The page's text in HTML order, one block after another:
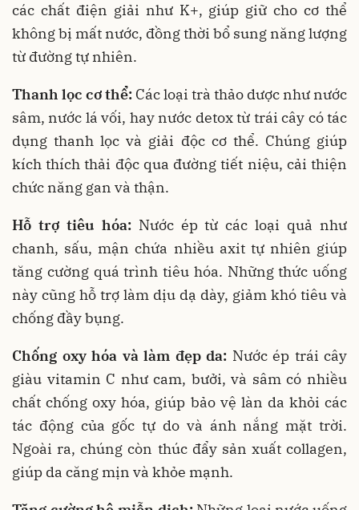
các chất điện giải như K+, giúp giữ cho cơ thể
không bị mất nước, đồng thời bổ sung năng lượng
từ đường tự nhiên.
Thanh lọc cơ thể: Các loại trà thảo dược như nước
sâm, nước lá vối, hay nước detox từ trái cây có tác
dụng thanh lọc và giải độc cơ thể. Chúng giúp
kích thích thải độc qua đường tiết niệu, cải thiện
chức năng gan và thận.
Hỗ trợ tiêu hóa:Nước ép từ các loại quả như
chanh, sấu, mận chứa nhiều axit tự nhiên giúp
tăng cường quá trình tiêu hóa. Những thức uống
này cũng hỗ trợ làm dịu dạ dày, giảm khó tiêu và
chống đầy bụng.
Chống oxy hóa và làm đẹp da: Nước ép trái cây
giàu vitamin C như cam, bưởi, và sâm có nhiều
chất chống oxy hóa, giúp bảo vệ làn da khỏi các
tác động của gốc tự do và ánh nắng mặt trời.
Ngoài ra, chúng còn thúc đẩy sản xuất collagen,
giúp da căng mịn và khỏe mạnh.